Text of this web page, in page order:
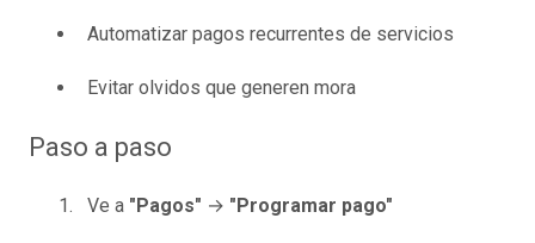
Automatizar pagos recurrentes de servicios
Evitar olvidos que generen mora
Paso a paso
Ve a "Pagos" → "Programar pago"